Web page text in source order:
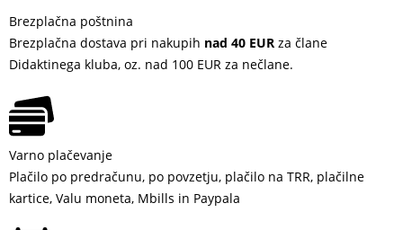
Brezplačna poštnina
Brezplačna dostava pri nakupih nad 40 EUR za člane
Didaktinega kluba, oz. nad 100 EUR za nečlane.
Varno plačevanje
Plačilo po predračunu, po povzetju, plačilo na TRR, plačilne
kartice, Valu moneta, Mbills in Paypala